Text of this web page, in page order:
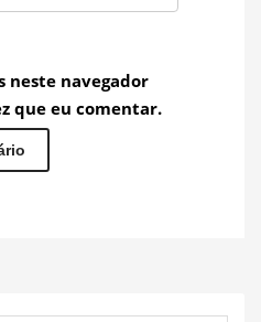
neste navegador
que eu comentar.